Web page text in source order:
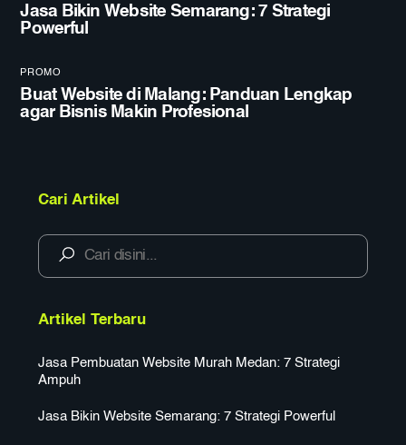
Jasa Bikin Website Semarang: 7 Strategi
Powerful
PROMO
Buat Website di Malang: Panduan Lengkap
agar Bisnis Makin Profesional
Cari Artikel
Artikel Terbaru
Jasa Pembuatan Website Murah Medan: 7 Strategi
Ampuh
Jasa Bikin Website Semarang: 7 Strategi Powerful